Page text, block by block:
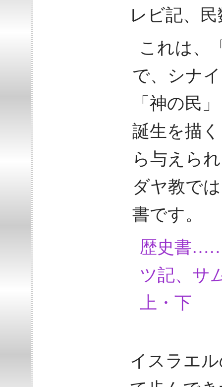
レビ記、
これは、
で、シナ
「神の民
誕生を描
ら与えら
ダヤ教で
書です。
歴史書……
ツ記、サ
上・下
イスラエ